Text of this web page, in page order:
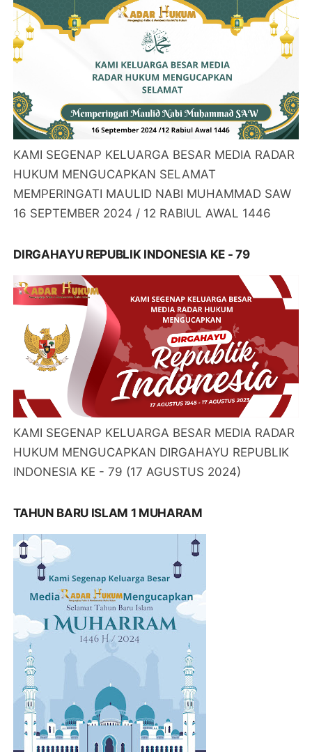
KAMI SEGENAP KELUARGA BESAR MEDIA RADAR
HUKUM MENGUCAPKAN SELAMAT
MEMPERINGATI MAULID NABI MUHAMMAD SAW
16 SEPTEMBER 2024 / 12 RABIUL AWAL 1446
DIRGAHAYU REPUBLIK INDONESIA KE - 79
KAMI SEGENAP KELUARGA BESAR MEDIA RADAR
HUKUM MENGUCAPKAN DIRGAHAYU REPUBLIK
INDONESIA KE - 79 (17 AGUSTUS 2024)
TAHUN BARU ISLAM 1 MUHARAM